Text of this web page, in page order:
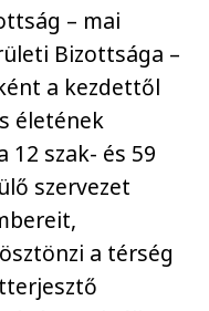
– mai
Bizottsága –
a kezdettől
életének
szak- és 59
szervezet
a térség